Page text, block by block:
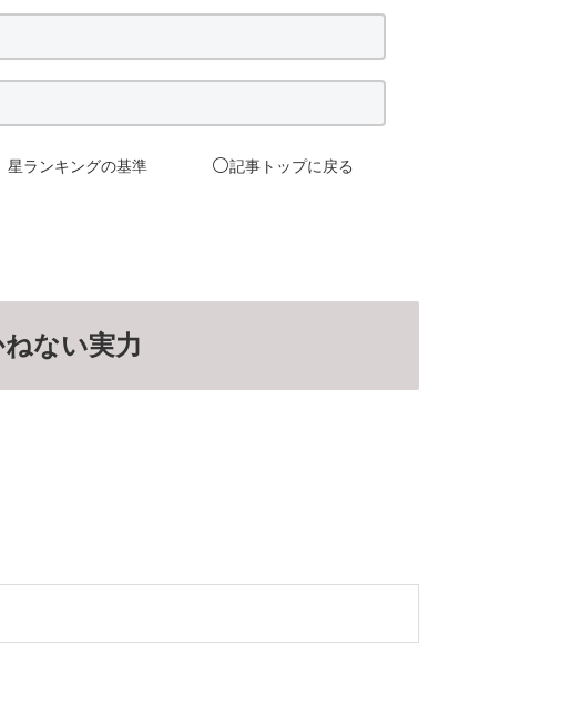
星ランキングの基準 ⚪️記事 トップに戻る
ない実力